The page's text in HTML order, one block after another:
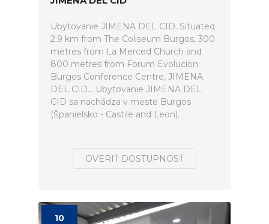
Ubytovanie JIMENA DEL CID. Situated
2.9 km from The Coliseum Burgos, 300
metres from La Merced Church and
800 metres from Forum Evolucion
Burgos Conference Centre, JIMENA
DEL CID... Ubytovanie JIMENA DEL
CID sa nachádza v meste Burgos
(Španielsko - Castile and Leon).
OVERIŤ DOSTUPNOSŤ
10